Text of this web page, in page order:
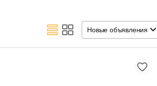
Новые объявления